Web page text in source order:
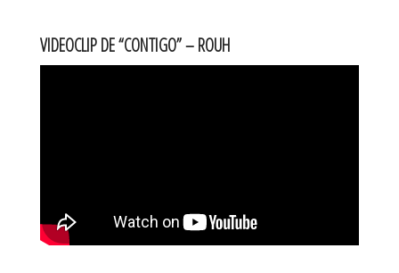
VIDEOCLIP DE “CONTIGO” – ROUH